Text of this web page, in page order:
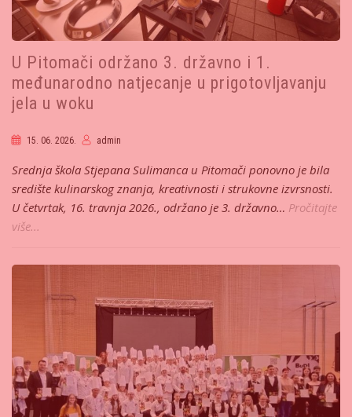
U Pitomači održano 3. državno i 1.
međunarodno natjecanje u prigotovljavanju
jela u woku
15. 06. 2026. admin
Srednja škola Stjepana Sulimanca u Pitomači ponovno je bila
središte kulinarskog znanja, kreativnosti i strukovne izvrsnosti.
U četvrtak, 16. travnja 2026., održano je 3. državno… Pročitajte
više...